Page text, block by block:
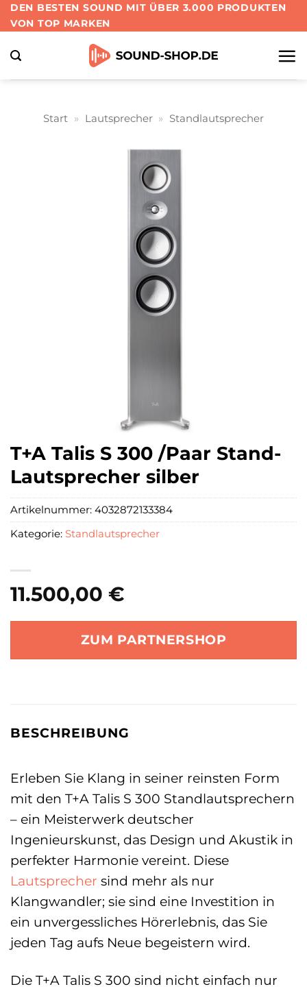
Zum
Inhalt
springen
DEN BESTEN SOUND MIT ÜBER 3.000 PRODUKTEN
VON TOP MARKEN
Start » Lautsprecher » Standlautsprecher
T+A Talis S 300 /Paar Stand-
Lautsprecher silber
11.500,00 €
ZUM PARTNERSHOP
Artikelnummer: 4032872133384
Kategorie: Standlautsprecher
BESCHREIBUNG
Erleben Sie Klang in seiner reinsten Form
mit den T+A Talis S 300 Standlautsprechern
– ein Meisterwerk deutscher
Ingenieurskunst, das Design und Akustik in
perfekter Harmonie vereint. Diese
Lautsprecher sind mehr als nur
Klangwandler; sie sind eine Investition in
ein unvergessliches Hörerlebnis, das Sie
jeden Tag aufs Neue begeistern wird.
Die T+A Talis S 300 sind nicht einfach nur